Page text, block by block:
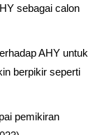
sebagai calon
AHY untuk
berpikir seperti
pemikiran